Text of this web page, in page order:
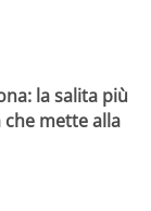
la salita più
mette alla